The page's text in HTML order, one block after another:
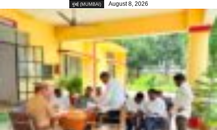
मुंबई (MUMBAI) August 8, 2026